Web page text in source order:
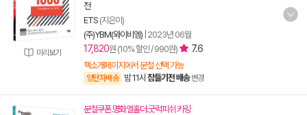
미리보기
전
ETS (지은이)
(주)YBM(와이비엠) 2023년 06월
17,820원 (10% 할인 / 990원) 7.6
책소개페이지에서 분철 선택 가능
양탄자배송 밤 11시 잠들기전 배송 변경
분철쿠폰.명화엘홀더.굿럭피쉬 키링